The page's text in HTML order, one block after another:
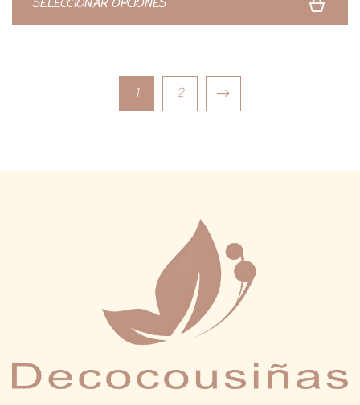
SELECCIONAR OPCIONES
1 2